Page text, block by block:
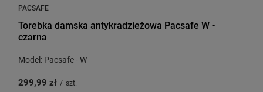
PACSAFE
Torebka damska antykradzieżowa Pacsafe W -
czarna
Model: Pacsafe - W
299,99 zł / szt.